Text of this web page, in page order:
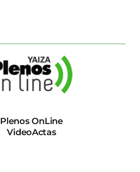
Plenos OnLine
VideoActas